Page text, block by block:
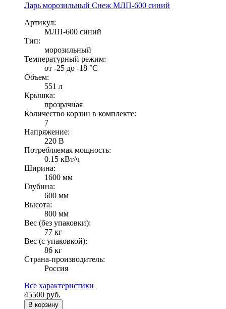
Ларь морозильный Снеж МЛП-600 синий
Артикул:
МЛП-600 синий
Тип:
морозильный
Температурный режим:
от -25 до -18 °С
Объем:
551 л
Крышка:
прозрачная
Количество корзин в комплекте:
7
Напряжение:
220 В
Потребляемая мощность:
0.15 кВт/ч
Ширина:
1600 мм
Глубина:
600 мм
Высота:
800 мм
Вес (без упаковки):
77 кг
Вес (с упаковкой):
86 кг
Страна-производитель:
Россия
Все характеристики
45500 руб.
В корзину